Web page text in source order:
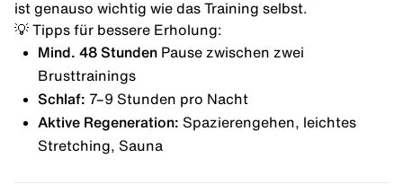
ist genauso wichtig wie das Training selbst.
💡 Tipps für bessere Erholung:
Mind. 48 StundenPause zwischen zwei
Brusttrainings
Schlaf: 7–9 Stunden pro Nacht
Aktive Regeneration: Spazierengehen, leichtes
Stretching, Sauna